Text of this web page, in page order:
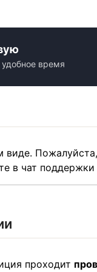
время
в чат
проходит